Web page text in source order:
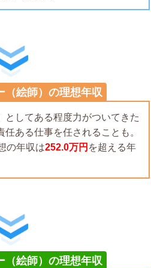
（絵師）の理想年収
としてある程度力がついてきた
ある仕事を任されることも。
の年収は252.0万円 を超える年
（絵師）の理想年収